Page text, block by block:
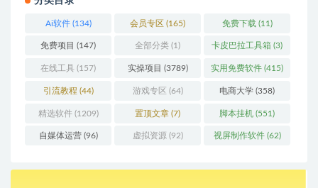
Ai软件(134) 会员专区 (165) 免费下载 (11)
免费项目 (147) 全部分类 (1) 卡皮巴拉工具箱 (3)
在线工具 (157) 实操项目 (3789) 实用免费软件 (415)
引流教程 (44) 游戏专区 (64) 电商大学 (358)
精选软件(1209) 置顶文章 (7) 脚本挂机 (551)
自媒体运营(96) 虚拟资源(92) 视屏制作软件(62)